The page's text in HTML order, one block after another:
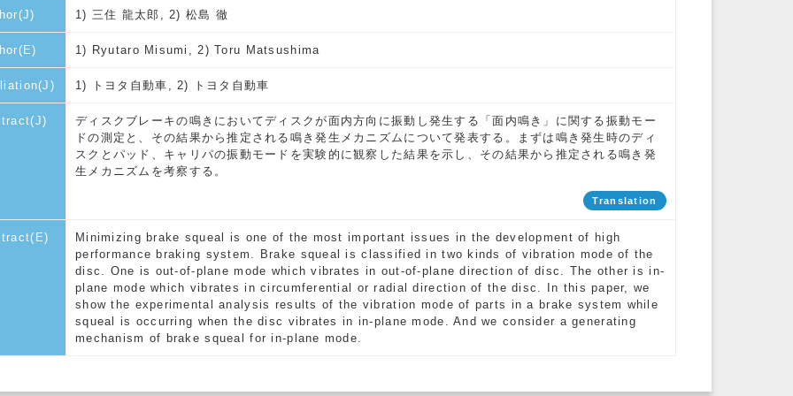
1) 三住 龍太郎, 2) 松島 徹
1) Ryutaro Misumi, 2) Toru Matsushima
1) トヨタ自動車, 2) トヨタ自動車
ディスクブレーキの鳴きにおいてディスクが面内方向に振動し発生する「面内鳴き」に関する振動モー
ドの測定と、その結果から推定される鳴き発生メカニズムについて発表する。まずは鳴き発生時のディ
スクとパッド、キャリパの振動モードを実験的に観察した結果を示し、その結果から推定される鳴き発
生メカニズムを考察する。
Translation
Minimizing brake squeal is one of the most important issues in the development of high
performance braking system. Brake squeal is classified in two kinds of vibration mode of the
disc. One is out-of-plane mode which vibrates in out-of-plane direction of disc. The other is in-
plane mode which vibrates in circumferential or radial direction of the disc. In this paper, we
show the experimental analysis results of the vibration mode of parts in a brake system while
squeal is occurring when the disc vibrates in in-plane mode. And we consider a generating
mechanism of brake squeal for in-plane mode.